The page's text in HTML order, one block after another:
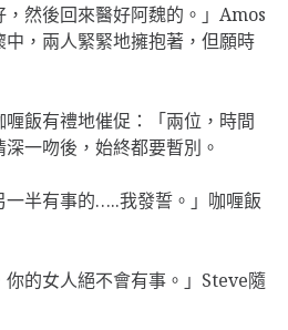
，然後回來醫好阿魏的。」Amos
，兩人緊緊地擁抱著，但願時
飯有禮地催促：「兩位，時間
一吻後，始終都要暫別。
一半有事的…..我發誓。」咖喱飯
你的女人絕不會有事。」Steve隨